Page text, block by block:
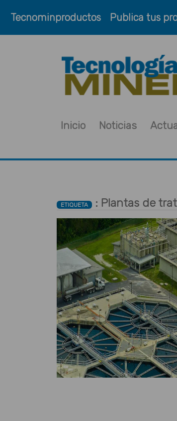
Tecnominproductos Publica tus
Inicio Noticias
ETIQUETA : Plantas de